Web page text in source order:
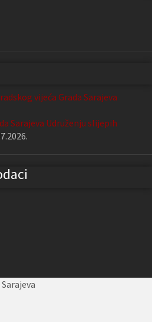
vijeća Grada Sarajeva
Sarajeva Udruženju slijepih